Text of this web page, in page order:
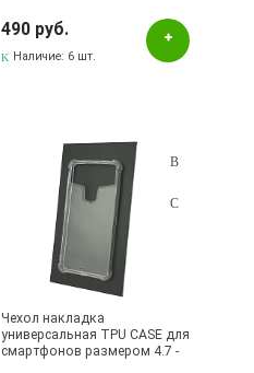
490 руб.
Наличие: 6 шт.
Чехол накладка
универсальная TPU CASE для
смартфонов размером 4.7 -